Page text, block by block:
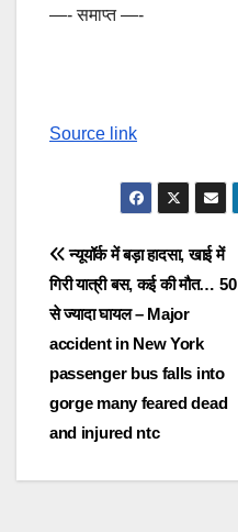
—- समाप्त —-
Source link
Post
navigation
न्यूयॉर्क में बड़ा हादसा, खाई में
गिरी यात्री बस, कई की मौत… 50
से ज्यादा घायल – Major
accident in New York
passenger bus falls into
gorge many feared dead
and injured ntc